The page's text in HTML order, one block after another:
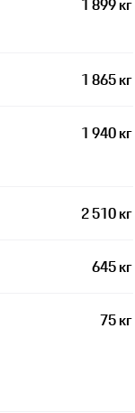
1 899 кг
1 865 кг
1 940 кг
2 510 кг
645 кг
75 кг